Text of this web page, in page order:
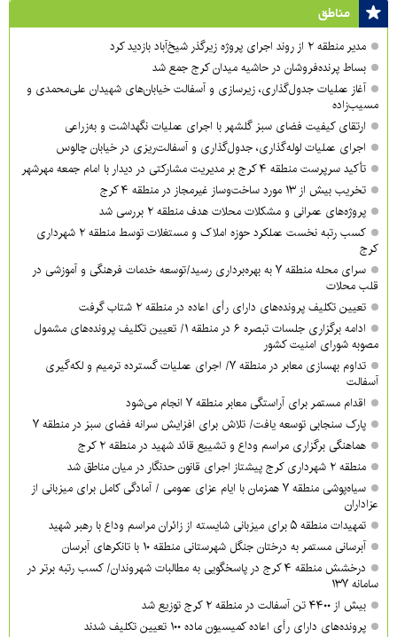
مناطق
مدیر منطقه ۲ از روند اجرای پروژه زیرگذر شیخ‌آباد بازدید کرد
بساط پرنده‌فروشان در حاشیه میدان کرج جمع شد
آغاز عملیات جدول‌گذاری، زیرسازی و آسفالت خیابان‌های شهیدان علی‌محمدی و
مسیب‌زاده
ارتقای کیفیت فضای سبز گلشهر با اجرای عملیات نگهداشت و به‌زراعی
اجرای عملیات لوله‌گذاری، جدول‌گذاری و آسفالت‌ریزی در خیابان چالوس
تأکید سرپرست منطقه ۴ کرج بر مدیریت مشارکتی در دیدار با امام جمعه مهرشهر
تخریب بیش از ۱۳ مورد ساخت‌وساز غیرمجاز در منطقه ۴ کرج
پروژه‌های عمرانی و مشکلات محلات هدف منطقه ۲ بررسی شد
کسب رتبه نخست عملکرد حوزه املاک و مستغلات توسط منطقه ۲ شهرداری
کرج
سرای محله منطقه ۷ به بهره‌برداری رسید/توسعه خدمات فرهنگی و آموزشی در
قلب محلات
تعیین تکلیف پرونده‌های دارای رأی اعاده در منطقه ۲ شتاب گرفت
ادامه برگزاری جلسات تبصره ۶ در منطقه ۱/ تعیین تکلیف پرونده‌های مشمول
مصوبه شورای امنیت کشور
تداوم بهسازی معابر در منطقه ۷/ اجرای عملیات گسترده ترمیم و لکه‌گیری
آسفالت
اقدام مستمر برای آراستگی معابر منطقه ۷ انجام می‌شود
پارک سنجابی توسعه یافت/ تلاش برای افزایش سرانه فضای سبز در منطقه ۷
هماهنگی برگزاری مراسم وداع و تشییع قائد شهید در منطقه ۲ کرج
منطقه ۲ شهرداری کرج پیشتاز اجرای قانون حدنگار در میان مناطق شد
سیاه‌پوشی منطقه ۷ همزمان با ایام عزای عمومی / آمادگی کامل برای میزبانی از
عزاداران
تمهیدات منطقه ۵ برای میزبانی شایسته از زائران مراسم وداع با رهبر شهید
آبرسانی مستمر به درختان جنگل شهرستانی منطقه ۱۰ با تانکرهای آبرسان
درخشش منطقه ۴ کرج در پاسخگویی به مطالبات شهروندان/ کسب رتبه برتر در
سامانه ۱۳۷
بیش از ۴۴۰۰ تن آسفالت در منطقه ۲ کرج توزیع شد
پرونده‌های دارای رأی اعاده کمیسیون ماده ۱۰۰ تعیین تکلیف شدند